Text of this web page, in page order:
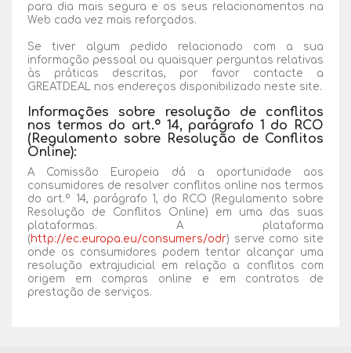
para dia mais segura e os seus relacionamentos na
Web cada vez mais reforçados.
Se tiver algum pedido relacionado com a sua
informação pessoal ou quaisquer perguntas relativas
às práticas descritas, por favor contacte a
GREATDEAL nos endereços disponibilizado neste site.
Informações sobre resolução de conflitos
nos termos do art.º 14, parágrafo 1 do RCO
(Regulamento sobre Resolução de Conflitos
Online):
A Comissão Europeia dá a oportunidade aos
consumidores de resolver conflitos online nos termos
do art.º 14, parágrafo 1, do RCO (Regulamento sobre
Resolução de Conflitos Online) em uma das suas
plataformas. A plataforma
(http://ec.europa.eu/consumers/odr) serve como site
onde os consumidores podem tentar alcançar uma
resolução extrajudicial em relação a conflitos com
origem em compras online e em contratos de
prestação de serviços.